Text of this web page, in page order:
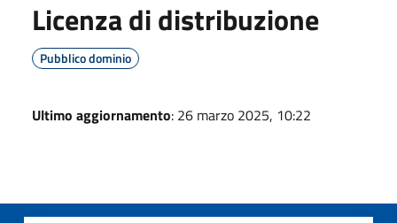
Licenza di distribuzione
Pubblico dominio
Ultimo aggiornamento: 26 marzo 2025, 10:22